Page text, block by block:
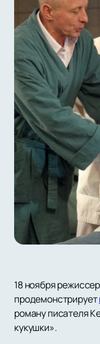
18 ноября
продемонстрирует
роману писателя
кукушки».